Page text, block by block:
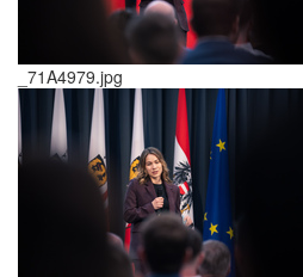
_71A4979.jpg